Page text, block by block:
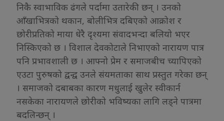
निकै स्वाभाविक ढंगले पर्दामा उतारेकी छन् । उनको
आँखाभित्रको थकान, बोलीभित्र दबिएको आक्रोश र
छोरीप्रतिको माया धेरै दृश्यमा संवादभन्दा बलियो भएर
निस्किएको छ । विशाल देवकोटाले निभाएको नारायण पात्र
पनि प्रभावशाली छ । आफ्नो प्रेम र समाजबीच च्यापिएको
एउटा पुरुषको द्वन्द्व उनले संयमताका साथ प्रस्तुत गरेका छन्
। समाजको दबाबका कारण मधुलाई खुलेर स्वीकार्न
नसकेका नारायणले छोरीको भविष्यका लागि लड्ने पात्रमा
बदलिन्छन् ।